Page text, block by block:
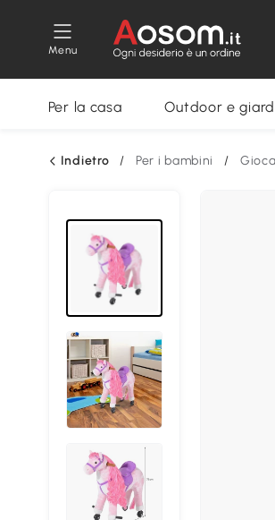
Menu
Per la casa Outdoor e
Indietro / Per i bambini /